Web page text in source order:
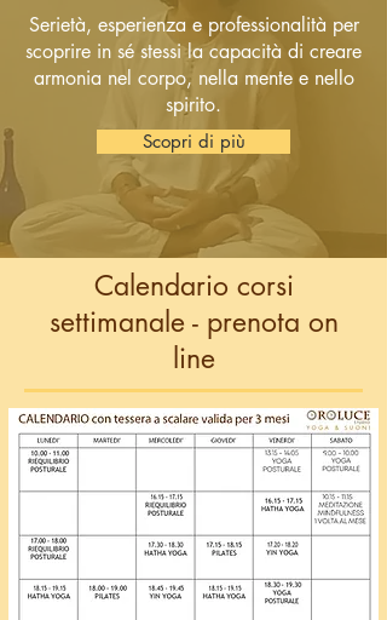
Serietà, esperienza e professionalità per
scoprire in sé stessi la capacità di creare
armonia nel corpo, nella mente e nello
spirito.
Scopri di più
Calendario corsi
settimanale - prenota on
line